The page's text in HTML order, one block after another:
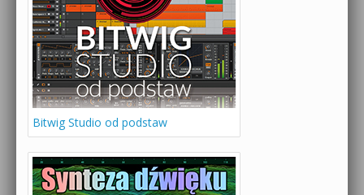
Bitwig Studio od podstaw